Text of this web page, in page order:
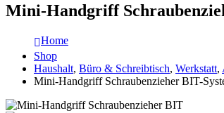
Mini-Handgriff
Home
Shop
Haushalt, Büro & Schreibtisch, Werkstatt,
Mini-Handgriff Schraubenzieher BIT-